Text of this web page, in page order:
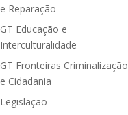
e Reparação
GT Educação e
Interculturalidade
GT Fronteiras Criminalização
e Cidadania
Legislação